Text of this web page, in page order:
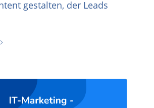
gestalten, der Leads